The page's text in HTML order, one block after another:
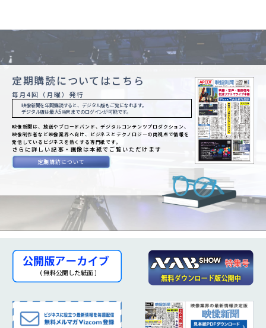
定期購読についてはこちら
毎月4回（月曜）発行
映像新聞を年間購読すると、デジタル版もご覧になれます。
デジタル版は最大5端末までのログインが可能です。
映像新聞は、放送やブロードバンド、デジタルコンテンツプロダクション、
映像制作者など映像業界へ向け、ビジネスとテクノロジーの両視点で情報を
発信しているビジネスを熱くする専門紙です。
さらに詳しい記事・画像は本紙でご覧いただけます
定期購読について